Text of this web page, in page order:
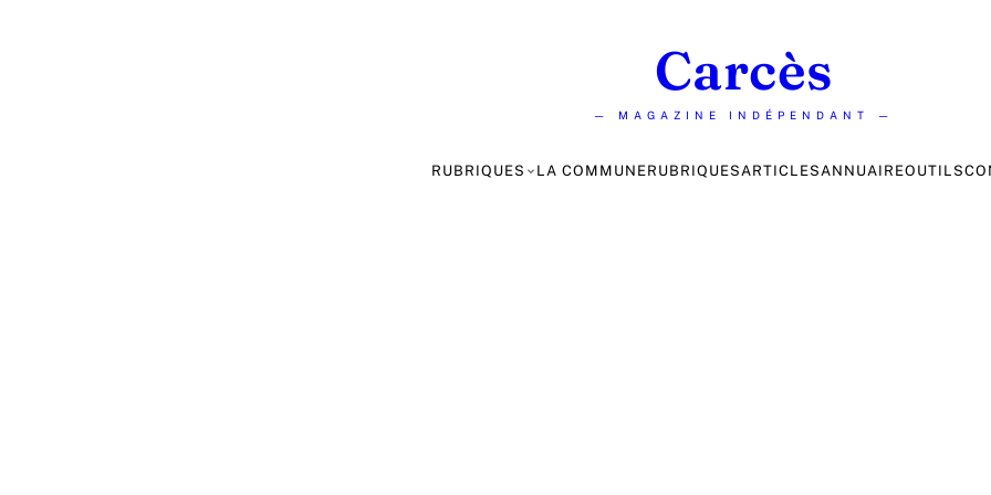
Carcès
— MAGAZINE INDÉPENDANT —
RUBRIQUES LA COMMUNERUBRIQUESARTICLESANNUAIREOUTILS